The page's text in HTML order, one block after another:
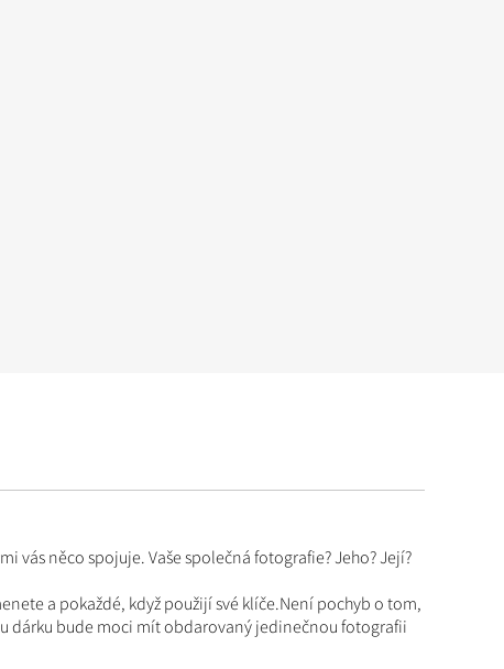
vás něco spojuje. Vaše společná fotografie? Jeho? Její?
a pokaždé, když použijí své klíče.Není pochyb o tom,
dárku bude moci mít obdarovaný jedinečnou fotografii